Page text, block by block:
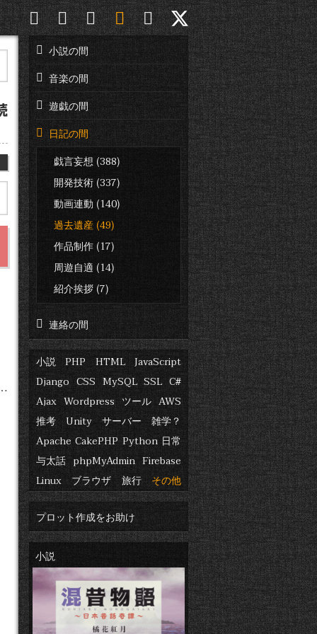
小説の間
音楽の間
遊戯の間
日記の間
戯言妄想 (388)
開発技術 (337)
動画連動 (140)
過去遺産 (49)
作品制作 (17)
周遊自適 (14)
紹介挨拶 (7)
連絡の間
小説 PHP HTML
JavaScript
Django CSS MySQL SSL C#
Ajax Wordpress ツール AWS
推考
Unity サーバー
雑学？
Apache CakePHP Python 日常
与太話 phpMyAdmin Firebase
Linux
ブラウザ 旅行 その他
プロット作成をお助け
小説